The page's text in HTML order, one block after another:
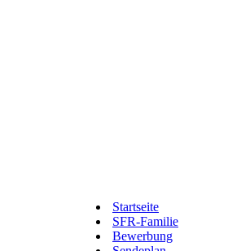
Startseite
SFR-Familie
Bewerbung